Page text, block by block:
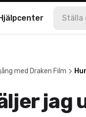
med Draken Film
jag